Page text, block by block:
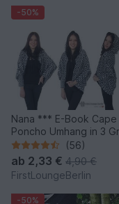
-50%
Nana *** E-Book Cape
Poncho Umhang in 3
XS/S bis XL/XXL
mit Schnittmuster Nähen
leicht und schnell! von
firstloungeberlin
(56)
ab 2,33 € 4,90 €
FirstLoungeBerlin
-50%